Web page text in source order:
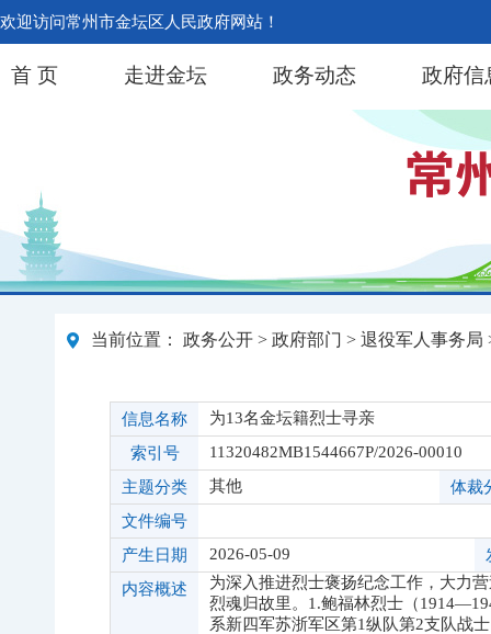
欢迎访问常州市金坛区人民政府网站！
首 页 走进金坛 政务动态 政府信
当前位置： 政务公开 > 政府部门 > 退役军人事务局
信息名称
为13名金坛籍烈士寻亲
索引号
11320482MB1544667P/2026-00010
主题分类
其他
体裁
文件编号
产生日期
2026-05-09
内容概述
为深入推进烈士褒扬纪念工作，大力
烈魂归故里。1.鲍福林烈士（
系新四军苏浙军区第1纵队第2支队战